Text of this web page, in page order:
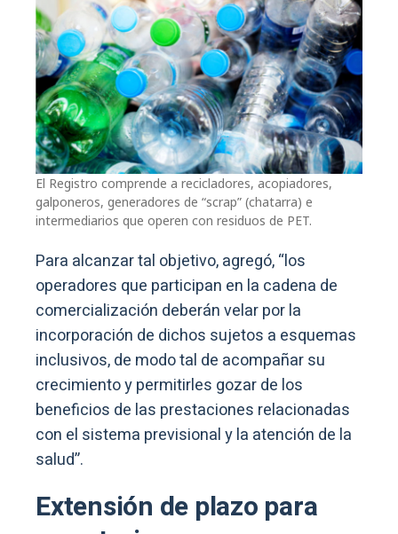
El Registro comprende a recicladores, acopiadores,
galponeros, generadores de “scrap” (chatarra) e
intermediarios que operen con residuos de PET.
Para alcanzar tal objetivo, agregó, “los
operadores que participan en la cadena de
comercialización deberán velar por la
incorporación de dichos sujetos a esquemas
inclusivos, de modo tal de acompañar su
crecimiento y permitirles gozar de los
beneficios de las prestaciones relacionadas
con el sistema previsional y la atención de la
salud”.
Extensión de plazo para